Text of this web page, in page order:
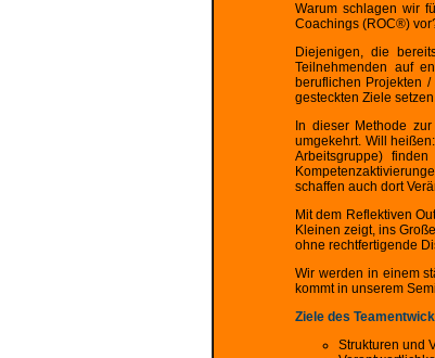
Warum schlagen wir
Coachings (ROC®)
Diejenigen, die
Teilnehmenden auf
beruflichen Projekten
gesteckten Ziele
In dieser Methode
umgekehrt. Will
Arbeitsgruppe)
schaffen auch dort
Mit dem Reflektiven
Kleinen zeigt, ins
ohne rechtfertigende
Wir werden in einem
kommt in unserem
Ziele des
Strukturen und